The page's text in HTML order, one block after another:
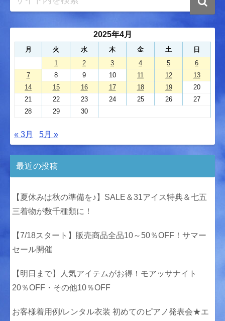
2025年4月
月 火 水 木 金 土
日
1
2 3 4 5
6
7
8 9 10 11 12
13
14
15 16 17 18 19
20
21
22 23 24 25 26
27
28
29 30
« 3月 5月 »
最近の投稿
【夏休みは秋の準備を♪】SALE＆31アイス特典＆七五
三着物が数千種類に！
【7/18スタート】販売商品全品10～50％OFF！サマー
セール開催
【明日まで】人気アイテムがお得！モアッサナイト
20％OFF・その他10％OFF
お客様着用例/レンタル衣装 初めてのピアノ発表会★エ